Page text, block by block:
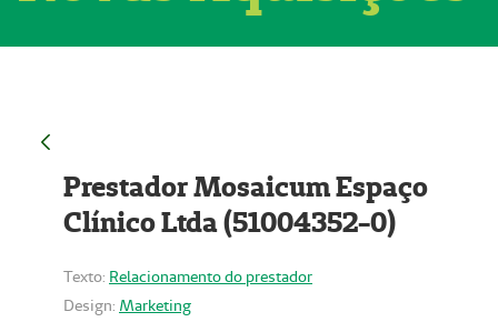
Prestador Mosaicum Espaço
Clínico Ltda (51004352-0)
Texto: Relacionamento do prestador
Design: Marketing